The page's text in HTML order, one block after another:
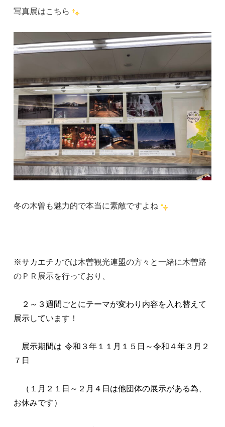
写真展はこちら
冬の木曽も魅力的で本当に素敵ですよね
※サカエチカでは木曽観光連盟の方々と一緒に木曽路
のＰＲ展示を行っており、
２～３週間ごとにテーマが変わり内容を入れ替えて
展示しています ！
展示期間は 令和３年１１月１５日～令和４年３月２
７日
（１月２１日～２月４日は他団体の展示がある為、
お休みです）